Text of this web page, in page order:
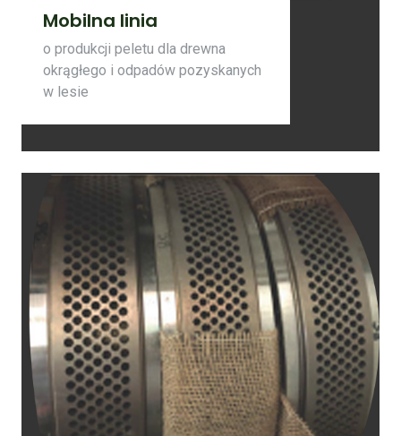
Mobilna linia
o produkcji peletu dla drewna
okrągłego i odpadów pozyskanych
w lesie